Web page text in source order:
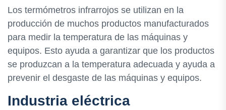
Los termómetros infrarrojos se utilizan en la
producción de muchos productos manufacturados
para medir la temperatura de las máquinas y
equipos. Esto ayuda a garantizar que los productos
se produzcan a la temperatura adecuada y ayuda a
prevenir el desgaste de las máquinas y equipos.
Industria eléctrica